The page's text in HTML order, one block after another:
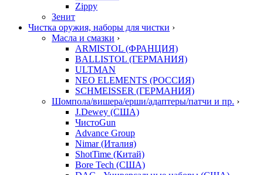
Zippy
Зенит
Чистка оружия, наборы для чистки ›
Масла и смазки ›
ARMISTOL (ФРАНЦИЯ)
BALLISTOL (ГЕРМАНИЯ)
ULTMAN
NEO ELEMENTS (РОССИЯ)
SCHMEISSER (ГЕРМАНИЯ)
Шомпола/вишера/ерши/адаптеры/патчи и пр. ›
J.Dewey (США)
ЧистоGun
Advance Group
Nimar (Италия)
ShotTime (Китай)
Bore Tech (США)